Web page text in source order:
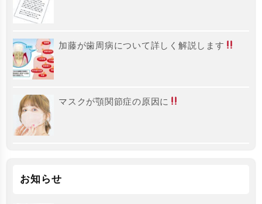
加藤が歯周病について詳しく解説します
マスクが顎関節症の原因に
お知らせ